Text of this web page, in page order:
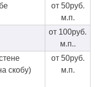
от 50руб.
м.п.
от 100руб.
м.п..
скобу)
от 50руб.
м.п.